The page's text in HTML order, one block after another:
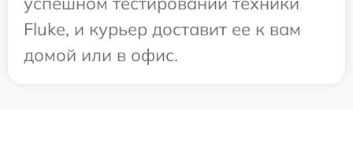
Fluke, и курьер доставит ее к вам
домой или в офис.